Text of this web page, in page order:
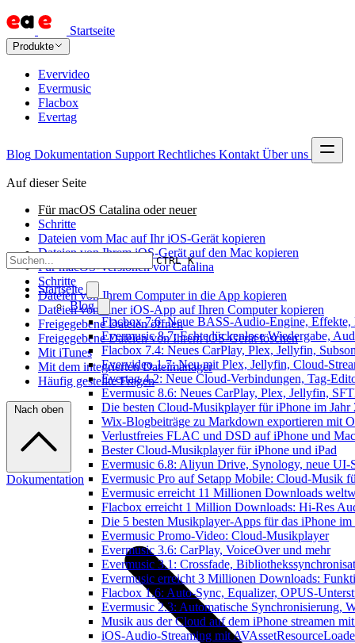
Startseite
Produkte
Evervideo
Evermusic
Flacbox
Evertag
Blog Dokumentation Support Rechtliches Kontakt Über uns
CTRL K
Startseite
Blog
Flacbox 7.6: Neue BASS-Audio-Engine,
Evermusic 8.7: Echte lückenlose Wiedergabe,
Flacbox 7.4: Neues CarPlay, Plex, Jellyfin,
Evervideo 1.7: Neu mit Plex, Jellyfin, Cloud-
Evertag 4.2: Neue Cloud-Verbindungen, Tag-
Evermusic 8.6: Neues CarPlay, Plex, Jellyfin,
Die besten Cloud-Musikplayer für iPhone im Jahr
Wix-Blogbeiträge zu Markdown exportieren mit
Verlustfreies FLAC und DSD auf iPhone und
Bester Cloud-Musikplayer für iPhone und iPad
Evermusic 6.8: Aliyun Drive, Synology, neue UI-
Evermusic Pro auf Setapp Mobile: Cloud-Musik
Evermusic erreicht 11 Millionen Downloads
Flacbox erreicht 1 Million Downloads: Hi-Res
Die 5 besten Musikplayer-Apps für das iPhone im
Evermusic Promo-Video: Cloud-Musikplayer
Evermusic 3.6: CarPlay, VoiceOver und mehr
Evermusic 3.1: Crossfade,
Evermusic erreicht 3 Millionen Downloads:
Flacbox 1.6: Auto-Sync, Equalizer, OPUS-
Evermusic 2.3: Automatische Synchronisierung,
Musik aus der Cloud auf dem iPhone streamen
iOS-Audio-Streaming mit
Auf dieser Seite
Für macOS Catalina oder neuer
Schritte
Dateien vom Mac auf Ihr iOS-Gerät kopieren
Dateien von Ihrem iOS-Gerät auf den Mac kopieren
Für macOS-Versionen vor Catalina
Schritte
Dateien von Ihrem Computer in die App kopieren
Dateien von einer iOS-App auf Ihren Computer kopieren
Freigegebene Dateien öffnen
Freigegebene Dateien von Ihrem iOS-Gerät löschen
Mit iTunes
Mit dem integrierten Dateimanager
Häufig gestellte Fragen
Nach oben
Dokumentation